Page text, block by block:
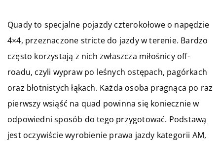
Quady to specjalne pojazdy czterokołowe o napędzie
4×4, przeznaczone stricte do jazdy w terenie. Bardzo
często korzystają z nich zwłaszcza miłośnicy off-
roadu, czyli wypraw po leśnych ostępach, pagórkach
oraz błotnistych łąkach. Każda osoba pragnąca po raz
pierwszy wsiąść na quad powinna się koniecznie w
odpowiedni sposób do tego przygotować. Podstawą
jest oczywiście wyrobienie prawa jazdy kategorii AM,